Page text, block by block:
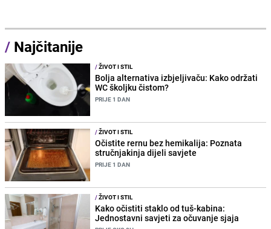
/ Najčitanije
/ŽIVOT I STIL
Bolja alternativa izbjeljivaču: Kako održati
WC školjku čistom?
PRIJE 1 DAN
/ŽIVOT I STIL
Očistite rernu bez hemikalija: Poznata
stručnjakinja dijeli savjete
PRIJE 1 DAN
/ŽIVOT I STIL
Kako očistiti staklo od tuš-kabina:
Jednostavni savjeti za očuvanje sjaja